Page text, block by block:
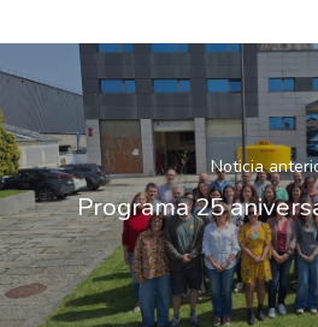
Noticia
Programa 25